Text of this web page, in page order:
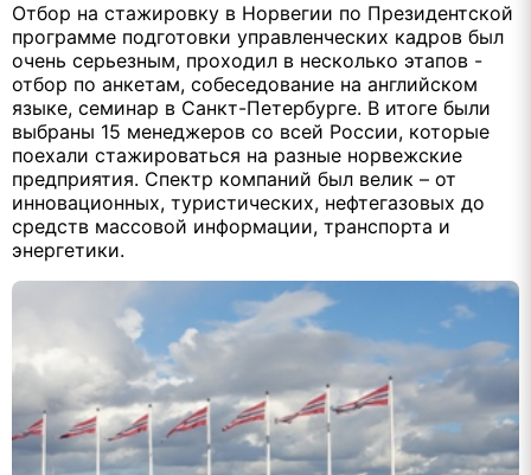
Отбор на стажировку в Норвегии по Президентской
программе подготовки управленческих кадров был
очень серьезным, проходил в несколько этапов -
отбор по анкетам, собеседование на английском
языке, семинар в Санкт-Петербурге. В итоге были
выбраны 15 менеджеров со всей России, которые
поехали стажироваться на разные норвежские
предприятия. Спектр компаний был велик – от
инновационных, туристических, нефтегазовых до
средств массовой информации, транспорта и
энергетики.